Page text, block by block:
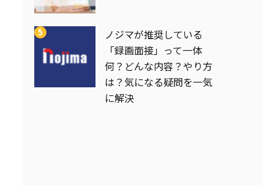
ノジマが推奨している
「録画面接」って一体
何？どんな内容？やり方
は？気になる疑問を一気
に解決